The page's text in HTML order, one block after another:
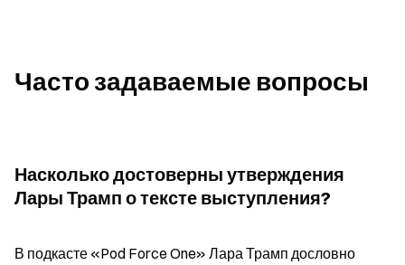
Часто задаваемые вопросы
Насколько достоверны утверждения
Лары Трамп о тексте выступления?
В подкасте «Pod Force One» Лара Трамп дословно